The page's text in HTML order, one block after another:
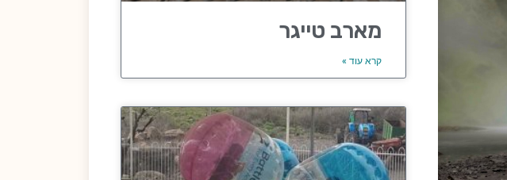
מארב טייגר
קרא עוד »